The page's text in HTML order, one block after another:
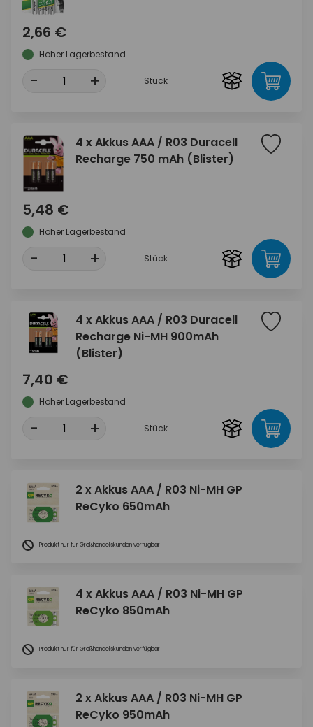
2,66 €
Hoher Lagerbestand
- + Stück
4 x Akkus AAA / R03 Duracell
Recharge 750 mAh (Blister)
5,48 €
Hoher Lagerbestand
- + Stück
4 x Akkus AAA / R03 Duracell
Recharge Ni-MH 900mAh
(Blister)
7,40 €
Hoher Lagerbestand
- + Stück
2 x Akkus AAA / R03 Ni-MH GP
ReCyko 650mAh
Produkt nur für Großhandelskunden verfügbar
4 x Akkus AAA / R03 Ni-MH GP
ReCyko 850mAh
Produkt nur für Großhandelskunden verfügbar
2 x Akkus AAA / R03 Ni-MH GP
ReCyko 950mAh